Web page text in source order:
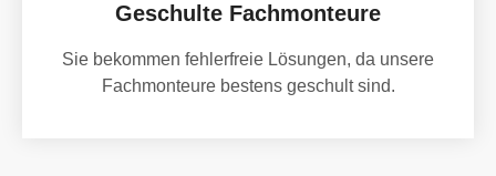
Geschulte Fachmonteure
Sie bekommen fehlerfreie Lösungen, da unsere
Fachmonteure bestens geschult sind.